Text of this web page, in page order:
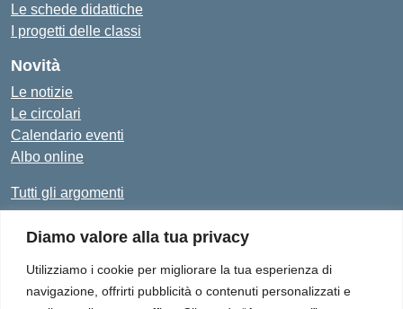
Diamo valore alla tua privacy
Utilizziamo i cookie per migliorare la tua esperienza di
navigazione, offrirti pubblicità o contenuti personalizzati e
Le schede didattiche
I progetti delle classi
Novità
Le notizie
Le circolari
Calendario eventi
Albo online
Tutti gli argomenti
Amministrazione TrasparenteAlbo Online
Dichiarazione di accessibilità